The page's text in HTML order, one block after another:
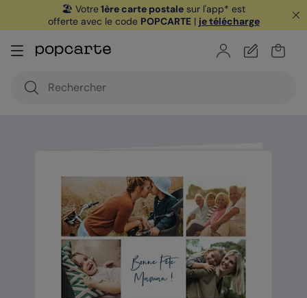
🏖️ Votre1ère carte postale sur l'app* est
offerte avec le code POPCARTE| je télécharge